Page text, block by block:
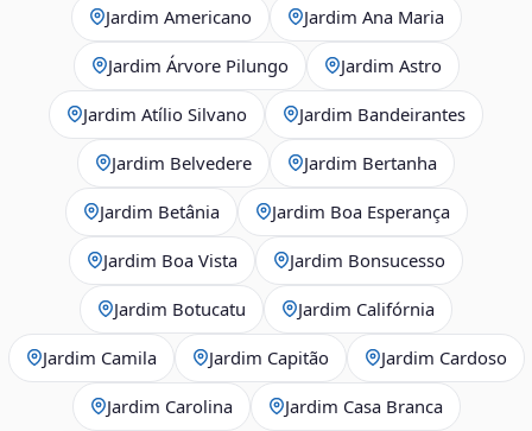
Jardim Americano Jardim Ana Maria
Jardim Árvore Pilungo Jardim Astro
Jardim Atílio Silvano Jardim Bandeirantes
Jardim Belvedere Jardim Bertanha
Jardim Betânia Jardim Boa Esperança
Jardim Boa Vista Jardim Bonsucesso
Jardim Botucatu Jardim Califórnia
Jardim Camila Jardim Capitão Jardim Cardoso
Jardim Carolina Jardim Casa Branca